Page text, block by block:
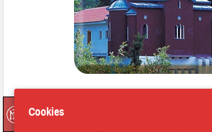
Cookies